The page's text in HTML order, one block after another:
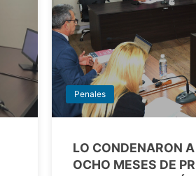
Penales
LO CONDENARON
OCHO MESES DE